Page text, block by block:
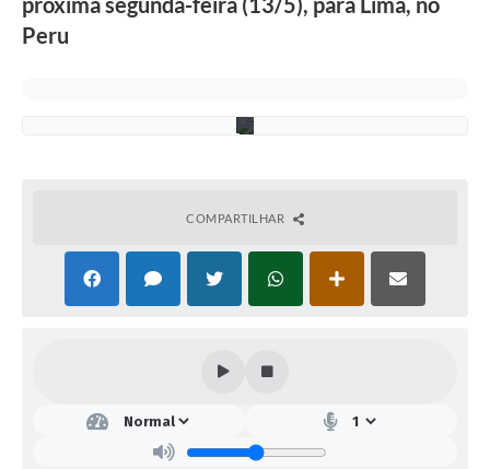
Peru
l
COMPARTILHAR